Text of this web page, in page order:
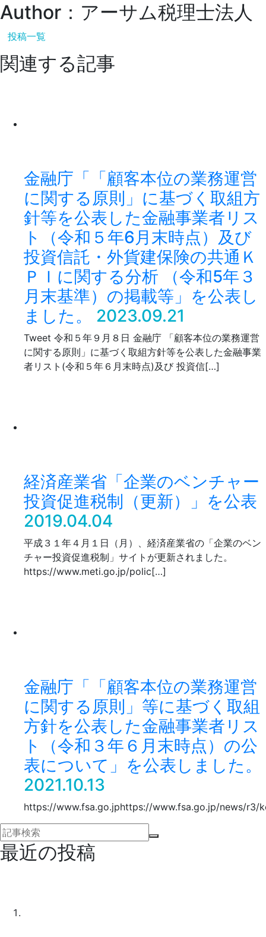
Author：アーサム税理士法人
投稿一覧
関連する記事
金融庁「「顧客本位の業務運営
に関する原則」に基づく取組方
針等を公表した金融事業者リス
ト（令和５年6月末時点）及び
投資信託・外貨建保険の共通Ｋ
ＰＩに関する分析 （令和5年３
月末基準）の掲載等」を公表し
ました。
2023.09.21
Tweet 令和５年９月８日 金融庁 「顧客本位の業務運営
に関する原則」に基づく取組方針等を公表した金融事業
者リスト(令和５年６月末時点)及び 投資信[…]
経済産業省「企業のベンチャー
投資促進税制（更新）」を公表
2019.04.04
平成３１年４月１日（月）、経済産業省の「企業のベン
チャー投資促進税制」サイトが更新されました。
https://www.meti.go.jp/polic[…]
金融庁「「顧客本位の業務運営
に関する原則」等に基づく取組
方針を公表した金融事業者リス
ト（令和３年６月末時点）の公
表について」を公表しました。
2021.10.13
https://www.fsa.go.jphttps://www.fsa.go.jp/news/
最近の投稿